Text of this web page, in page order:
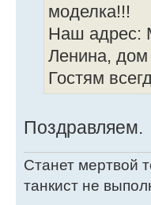
моделка!!!
Наш адрес:
Ленина,
Гостям
Поздравляем.
Станет мертвой
танкист не